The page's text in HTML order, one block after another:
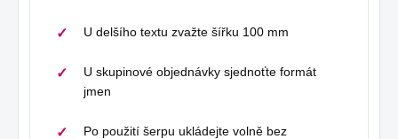
U delšího textu zvažte šířku 100 mm
U skupinové objednávky sjednoťte formát
jmen
Po použití šerpu ukládejte volně bez